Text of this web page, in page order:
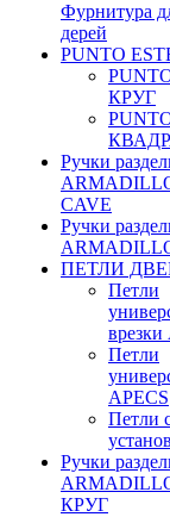
Фурнитура
дерей
PUNTO
КРУГ
Ручки
CAVE
Ручки
ПЕТЛИ
Петли
врезки
Петли
APECS
Петли
Ручки
КРУГ